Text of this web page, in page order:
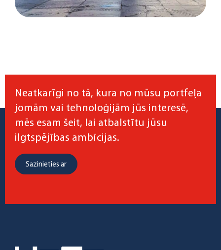
Neatkarīgi no tā, kura no mūsu portfeļa
jomām vai tehnoloģijām jūs interesē,
mēs esam šeit, lai atbalstītu jūsu
ilgtspējības ambīcijas.
Sazinieties ar